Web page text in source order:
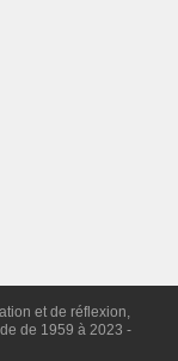
et de réflexion,
de 1959 à 2023 -